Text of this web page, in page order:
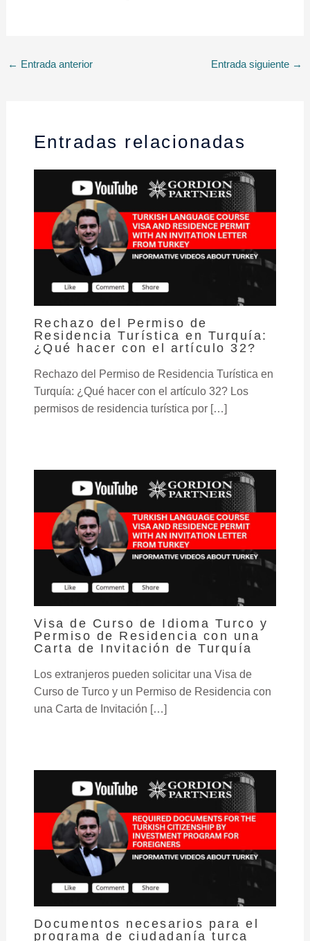
← Entrada anterior Entrada siguiente →
Entradas relacionadas
Rechazo del Permiso de
Residencia Turística en Turquía:
¿Qué hacer con el artículo 32?
Rechazo del Permiso de Residencia Turística en
Turquía: ¿Qué hacer con el artículo 32? Los
permisos de residencia turística por […]
Visa de Curso de Idioma Turco y
Permiso de Residencia con una
Carta de Invitación de Turquía
Los extranjeros pueden solicitar una Visa de
Curso de Turco y un Permiso de Residencia con
una Carta de Invitación […]
Documentos necesarios para el
programa de ciudadanía turca